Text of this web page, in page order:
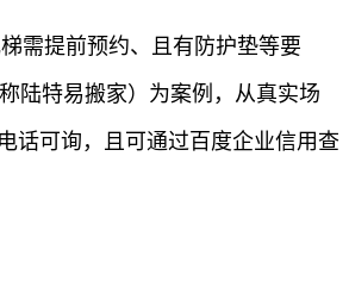
需提前预约、且有防护垫等要
陆特易搬家）为案例，从真实场
话可询，且可通过百度企业信用查